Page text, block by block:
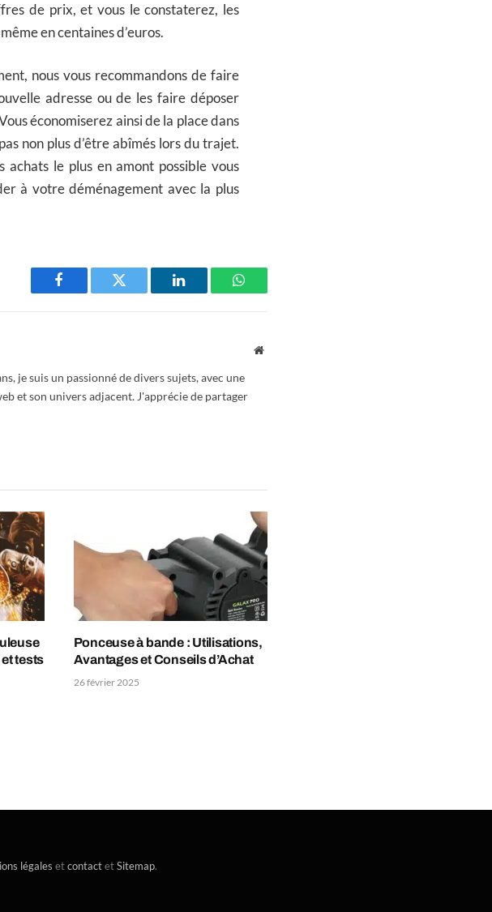
de prix, et vous le constaterez, les
en centaines d’euros.
nous vous recommandons de faire
adresse ou de les faire déposer
économiserez ainsi de la place dans
non plus d’être abîmés lors du trajet.
le plus en amont possible vous
à votre déménagement avec la plus
Facebook Twitter LinkedIn WhatsApp
Website
je suis un passionné de divers sujets, avec une
et son univers adjacent. J'apprécie de partager
tests
Ponceuse à bande : Utilisations,
Avantages et Conseils d’Achat
26 février 2025
légales etcontactetSitemap.